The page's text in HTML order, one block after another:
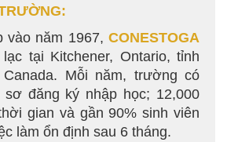
năm 1967, CONESTOGA
tại Kitchener, Ontario, tỉnh
Mỗi năm, trường có
sơ đăng ký nhập học; 12,000
gian và gần 90% sinh viên
làm ổn định sau 6 tháng.